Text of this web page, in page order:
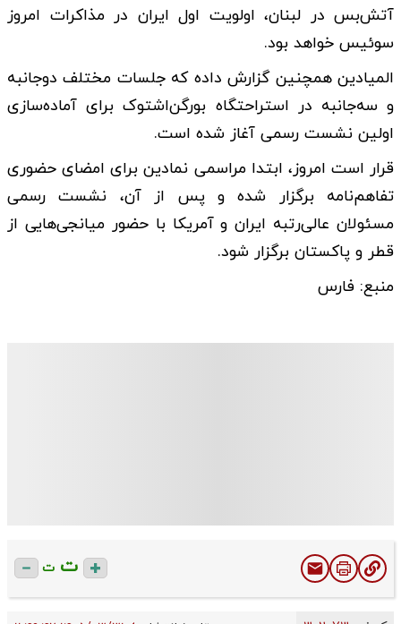
آتش‌بس در لبنان، اولویت اول ایران در مذاکرات امروز
سوئیس خواهد بود.
المیادین همچنین گزارش داده که جلسات مختلف دوجانبه
و سه‌جانبه در استراحتگاه بورگن‌اشتوک برای آماده‌سازی
اولین نشست رسمی آغاز شده است.
قرار است امروز، ابتدا مراسمی نمادین برای امضای حضوری
تفاهم‌نامه برگزار شده و پس از آن، نشست رسمی
مسئولان عالی‌رتبه ایران و آمریکا با حضور میانجی‌هایی از
قطر و پاکستان برگزار شود.
منبع: فارس
ت ت